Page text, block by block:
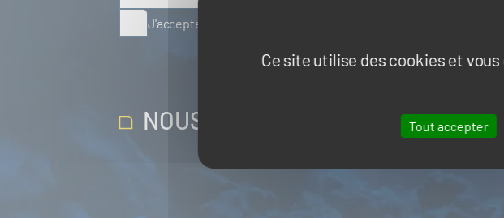
Ce site utilise des cookies et
Tout accepter
J'accepte de recevoir des articles d'actualité de la part du Pôle
NOUS SUIVRE SUR LES RÉSEAUX